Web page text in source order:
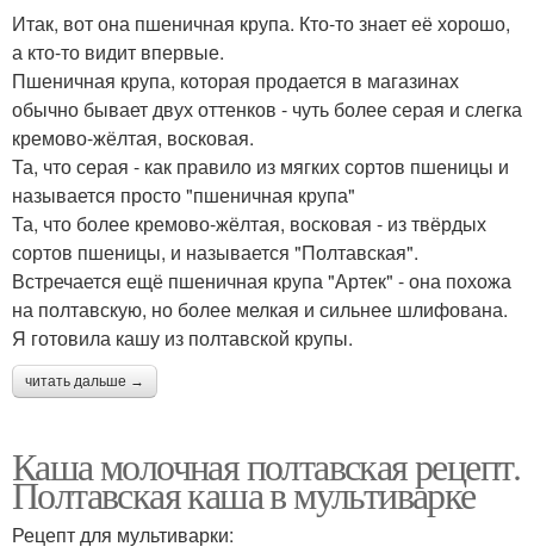
Итак, вот она пшеничная крупа. Кто-то знает её хорошо,
а кто-то видит впервые.
Пшеничная крупа, которая продается в магазинах
обычно бывает двух оттенков - чуть более серая и слегка
кремово-жёлтая, восковая.
Та, что серая - как правило из мягких сортов пшеницы и
называется просто "пшеничная крупа"
Та, что более кремово-жёлтая, восковая - из твёрдых
сортов пшеницы, и называется "Полтавская".
Встречается ещё пшеничная крупа "Артек" - она похожа
на полтавскую, но более мелкая и сильнее шлифована.
Я готовила кашу из полтавской крупы.
читать дальше →
Каша молочная полтавская рецепт.
Полтавская каша в мультиварке
Рецепт для мультиварки: